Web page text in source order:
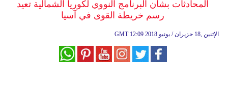
المحادثات بشأن البرنامج النووي لكوريا الشمالية تعيد
رسم خريطة القوى في آسيا
GMT 12:09 2018 الإثنين ,18 حزيران / يونيو